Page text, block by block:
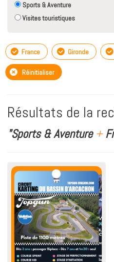
Sports & Aventure
Visites touristiques
France Gironde
Réinitialiser
Résultats de la
"Sports & Aventure +